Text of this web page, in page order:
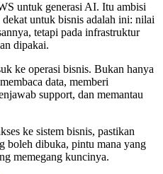
untuk generasi AI. Itu ambisi
untuk bisnis adalah ini: nilai
tetapi pada infrastruktur
dipakai.
ke operasi bisnis. Bukan hanya
data, memberi
support, dan memantau
ke sistem bisnis, pastikan
boleh dibuka, pintu mana yang
memegang kuncinya.